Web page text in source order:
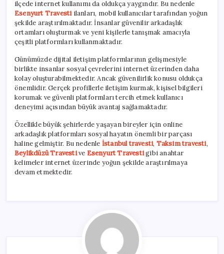
ilçede internet kullanımı da oldukça yaygındır. Bu nedenle
Esenyurt Travestiilanları, mobil kullanıcılar tarafından yoğun
şekilde araştırılmaktadır. İnsanlar güvenilir arkadaşlık
ortamları oluşturmak ve yeni kişilerle tanışmak amacıyla
çeşitli platformları kullanmaktadır.
Günümüzde dijital iletişim platformlarının gelişmesiyle
birlikte insanlar sosyal çevrelerini internet üzerinden daha
kolay oluşturabilmektedir. Ancak güvenilirlik konusu oldukça
önemlidir. Gerçek profillerle iletişim kurmak, kişisel bilgileri
korumak ve güvenli platformları tercih etmek kullanıcı
deneyimi açısından büyük avantaj sağlamaktadır.
Özellikle büyük şehirlerde yaşayan bireyler için online
arkadaşlık platformları sosyal hayatın önemli bir parçası
haline gelmiştir. Bu nedenle İstanbul travesti, Taksim travesti,
Beylikdüzü Travestive Esenyurt Travestigibi anahtar
kelimeler internet üzerinde yoğun şekilde araştırılmaya
devam etmektedir.